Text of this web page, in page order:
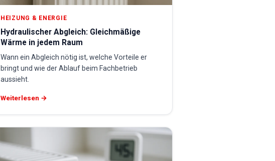
HEIZUNG & ENERGIE
Hydraulischer Abgleich: Gleichmäßige
Wärme in jedem Raum
Wann ein Abgleich nötig ist, welche Vorteile er
bringt und wie der Ablauf beim Fachbetrieb
aussieht.
Weiterlesen →